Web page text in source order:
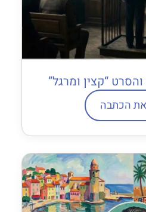
“קצין ומרגל”
הכתבה